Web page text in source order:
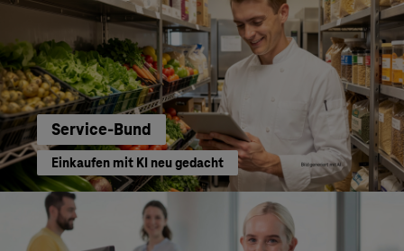
Service-Bund
Einkaufen mit KI neu gedacht